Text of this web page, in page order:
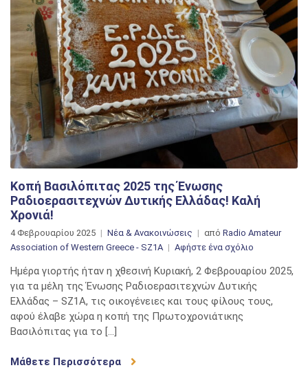
Κοπή Βασιλόπιτας 2025 της Ένωσης
Ραδιοερασιτεχνών Δυτικής Ελλάδας! Καλή
Χρονιά!
4 Φεβρουαρίου 2025 Νέα & Ανακοινώσεις από Radio Amateur
Association of Western Greece - SZ1A
Αφήστε ένα σχόλιο
Βασιλόπιτας
2025
της
Ημέρα γιορτής ήταν η χθεσινή Κυριακή, 2 Φεβρουαρίου 2025,
για τα μέλη της Ένωσης Ραδιοερασιτεχνών Δυτικής
Ελλάδας – SZ1A, τις οικογένειες και τους φίλους τους,
αφού έλαβε χώρα η κοπή της Πρωτοχρονιάτικης
Βασιλόπιτας για το […]
Μάθετε Περισσότερα